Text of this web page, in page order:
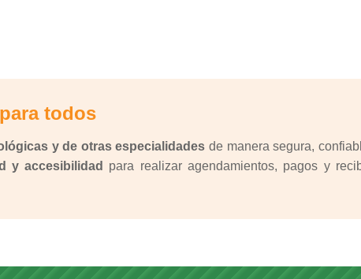
todos
y de otras especialidades de manera segura,
y accesibilidad
para realizar agendamientos, pagos y